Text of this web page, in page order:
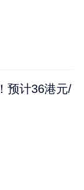
预计36港元/